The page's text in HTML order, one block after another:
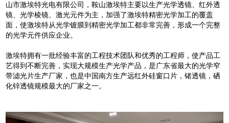
山市激埃特光电有限公司，鞍山激埃特主要以生产光学透镜、红外透
镜、光学棱镜、激光元件为主，加强了激埃特精密光学加工的覆盖
面，使激埃特从光学镀膜到精密光学加工都非常完善，形成一个完整
的光学元件供应企业。
激埃特拥有一批经验丰富的工程技术团队和优秀的工程师，使产品工
艺得到不断完善，实现大规模生产光学产品，是广东省最大的光学窄
带滤光片生产厂家，也是中国南方生产远红外硅窗口片，锗透镜，硒
化锌透镜规模最大的厂家之一。